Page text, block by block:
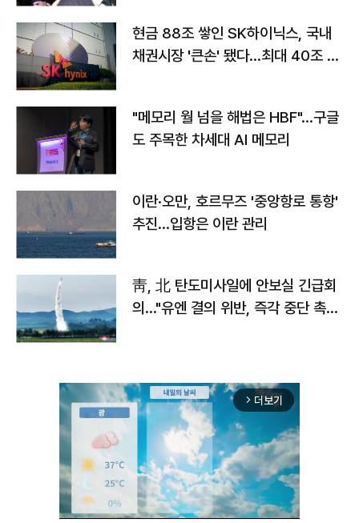
현금 88조 쌓인 SK하이닉스, 국내
채권시장 '큰손' 됐다…최대 40조 투
"메모리 월 넘을 해법은 HBF"…구글
도 주목한 차세대 AI 메모리
이란·오만, 호르무즈 '중앙항로 통항'
추진…입항은 이란 관리
靑, 北 탄도미사일에 안보실 긴급회
의…"유엔 결의 위반, 즉각 중단 촉
arrow_forward_ios 더보기